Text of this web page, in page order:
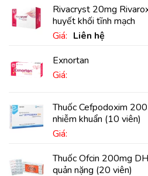
Rivacryst 20mg
huyết khối tĩnh mạch
Giá: Liên hệ
Exnortan
Giá:
Thuốc Cefpodoxim
nhiễm khuẩn (10 viên)
Giá:
Thuốc Ofcin 200mg
quản nặng (20 viên)